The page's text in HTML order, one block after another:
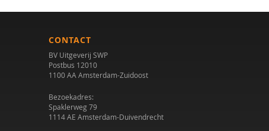
CONTACT
BV Uitgeverij SWP
Postbus 12010
1100 AA Amsterdam-Zuidoost
Bezoekadres:
Spaklerweg 79
1114 AE Amsterdam-Duivendrecht